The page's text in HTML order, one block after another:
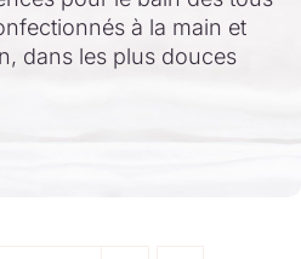
à la main et
dans les plus douces